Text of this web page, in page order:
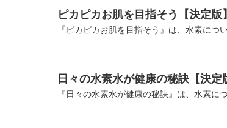
ピカピカお肌を目指そう【決定版】
『ピカピカお肌を目指そう』は、水素に
日々の水素水が健康の秘訣【決定
『日々の水素水が健康の秘訣』は、水素